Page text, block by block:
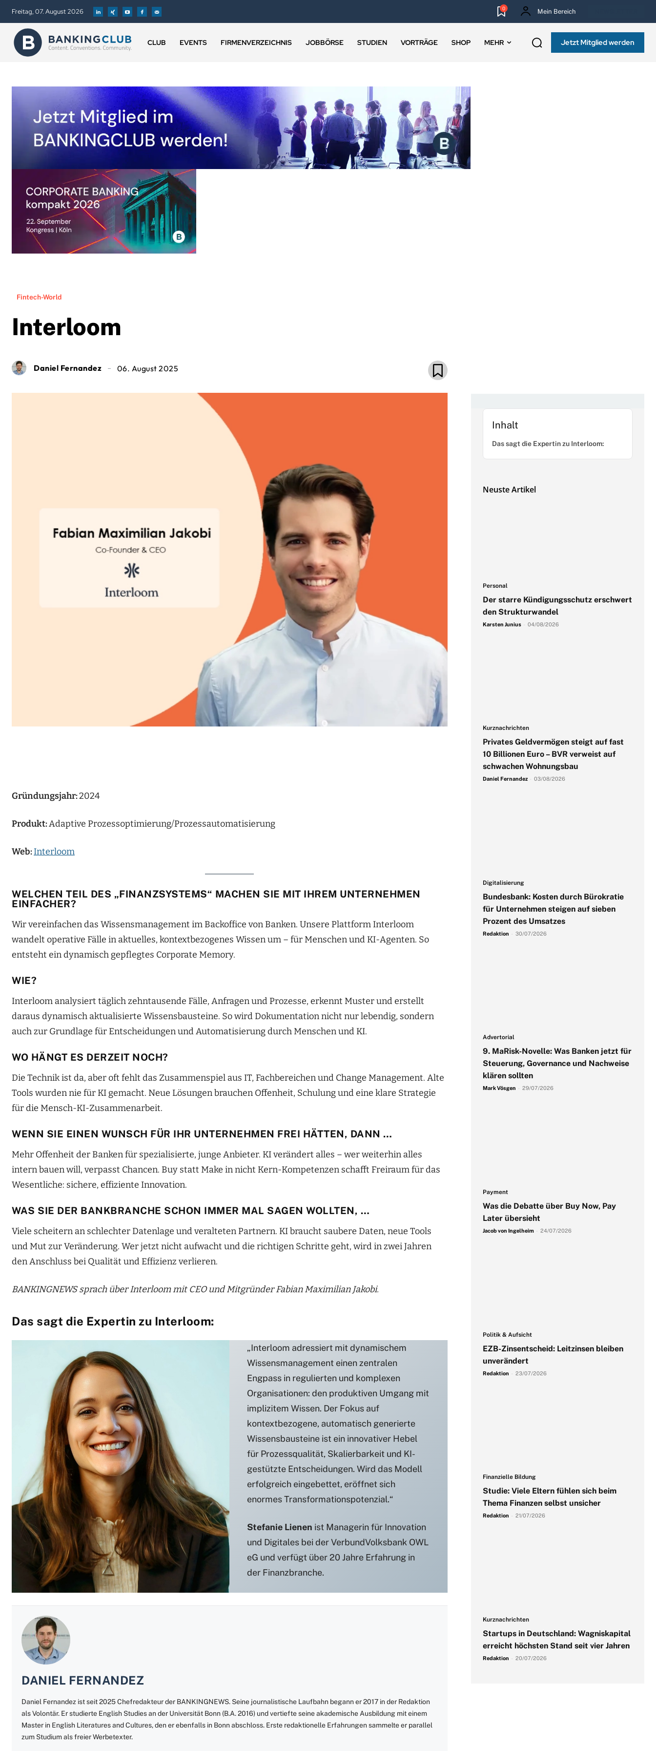
Freitag, 07. August 2026 0 Mein Bereich
CLUB EVENTS FIRMENVERZEICHNIS JOBBÖRSE STUDIEN VORTRÄGE SHOP MEHR Jetzt Mitglied werden
Fintech-World
Interloom
Daniel Fernandez 06. August 2025
Gründungsjahr:2024
Produkt:Adaptive Prozessoptimierung/Prozessautomatisierung
Web:Interloom
WELCHEN TEIL DES „FINANZSYSTEMS“ MACHEN SIE MIT IHREM UNTERNEHMEN
EINFACHER?
Wir vereinfachen das Wissensmanagement im Backoffice von Banken. Unsere Plattform Interloom
wandelt operative Fälle in aktuelles, kontextbezogenes Wissen um – für Menschen und KI-Agenten. So
entsteht ein dynamisch gepflegtes Corporate Memory.
WIE?
Interloom analysiert täglich zehntausende Fälle, Anfragen und Prozesse, erkennt Muster und erstellt
daraus dynamisch aktualisierte Wissensbausteine. So wird Dokumentation nicht nur lebendig, sondern
auch zur Grundlage für Entscheidungen und Automatisierung durch Menschen und KI.
WO HÄNGT ES DERZEIT NOCH?
Die Technik ist da, aber oft fehlt das Zusammenspiel aus IT, Fachbereichen und Change Management. Alte
Tools wurden nie für KI gemacht. Neue Lösungen brauchen Offenheit, Schulung und eine klare Strategie
für die Mensch-KI-Zusammenarbeit.
WENN SIE EINEN WUNSCH FÜR IHR UNTERNEHMEN FREI HÄTTEN, DANN …
Mehr Offenheit der Banken für spezialisierte, junge Anbieter. KI verändert alles – wer weiterhin alles
intern bauen will, verpasst Chancen. Buy statt Make in nicht Kern-Kompetenzen schafft Freiraum für das
Wesentliche: sichere, effiziente Innovation.
WAS SIE DER BANKBRANCHE SCHON IMMER MAL SAGEN WOLLTEN, …
Viele scheitern an schlechter Datenlage und veralteten Partnern. KI braucht saubere Daten, neue Tools
und Mut zur Veränderung. Wer jetzt nicht aufwacht und die richtigen Schritte geht, wird in zwei Jahren
den Anschluss bei Qualität und Effizienz verlieren.
BANKINGNEWS sprach über Interloom mit CEO und Mitgründer Fabian Maximilian Jakobi.
Das sagt die Expertin zu Interloom:
„Interloom adressiert mit dynamischem
Wissensmanagement einen zentralen
Engpass in regulierten und komplexen
Organisationen: den produktiven Umgang mit
implizitem Wissen. Der Fokus auf
kontextbezogene, automatisch generierte
Wissensbausteine ist ein innovativer Hebel
für Prozessqualität, Skalierbarkeit und KI-
gestützte Entscheidungen. Wird das Modell
erfolgreich eingebettet, eröffnet sich
enormes Transformationspotenzial.“
Stefanie Lienen ist Managerin für Innovation
und Digitales bei der VerbundVolksbank OWL
eG und verfügt über 20 Jahre Erfahrung in
der Finanzbranche.
DANIEL FERNANDEZ
Daniel Fernandez ist seit 2025 Chefredakteur der BANKINGNEWS. Seine journalistische Laufbahn begann er 2017 in der Redaktion
als Volontär. Er studierte English Studies an der Universität Bonn (B.A. 2016) und vertiefte seine akademische Ausbildung mit einem
Master in English Literatures and Cultures, den er ebenfalls in Bonn abschloss. Erste redaktionelle Erfahrungen sammelte er parallel
zum Studium als freier Werbetexter.
Inhalt
Das sagt die Expertin zu Interloom:
Neuste Artikel
Personal
Der starre Kündigungsschutz erschwert
den Strukturwandel
Karsten Junius 04/08/2026
Kurznachrichten
Privates Geldvermögen steigt auf fast
10 Billionen Euro – BVR verweist auf
schwachen Wohnungsbau
Daniel Fernandez 03/08/2026
Digitalisierung
Bundesbank: Kosten durch Bürokratie
für Unternehmen steigen auf sieben
Prozent des Umsatzes
Redaktion 30/07/2026
Advertorial
9. MaRisk-Novelle: Was Banken jetzt für
Steuerung, Governance und Nachweise
klären sollten
Mark Vösgen 29/07/2026
Payment
Was die Debatte über Buy Now, Pay
Later übersieht
Jacob von Ingelheim 24/07/2026
Politik & Aufsicht
EZB-Zinsentscheid: Leitzinsen bleiben
unverändert
Redaktion 23/07/2026
Finanzielle Bildung
Studie: Viele Eltern fühlen sich beim
Thema Finanzen selbst unsicher
Redaktion 21/07/2026
Kurznachrichten
Startups in Deutschland: Wagniskapital
erreicht höchsten Stand seit vier Jahren
Redaktion 20/07/2026